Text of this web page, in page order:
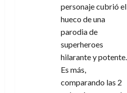
personaje cubrió el
hueco de una
parodia de
superheroes
hilarante y potente.
Es más,
comparando las 2